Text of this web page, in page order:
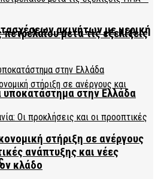
ακινήτων με μερική
στήριξη σε ανέργους
μετά τις εξελίξεις
στην Ελλάδα
ανάπτυξης και νέες
κλάδο